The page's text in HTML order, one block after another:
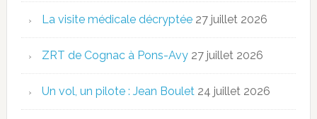
La visite médicale décryptée 27 juillet 2026
ZRT de Cognac à Pons-Avy 27 juillet 2026
Un vol, un pilote : Jean Boulet 24 juillet 2026